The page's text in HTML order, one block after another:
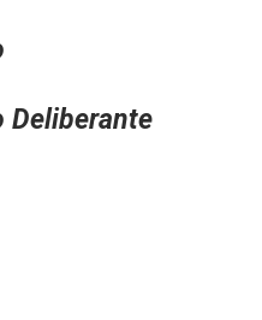
Deliberante